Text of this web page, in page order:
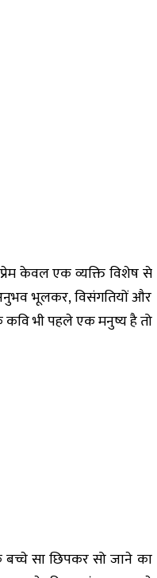
केवल एक व्यक्ति विशेष से
भूलकर, विसंगतियों और
कवि भी पहले एक मनुष्य है तो
सा छिपकर सो जाने का